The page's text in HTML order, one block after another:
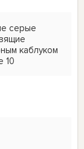
серые
каблуком
10